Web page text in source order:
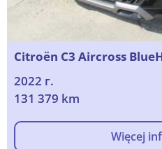
Citroën C3 Aircross
2022 г.
131 379 km
Więcej